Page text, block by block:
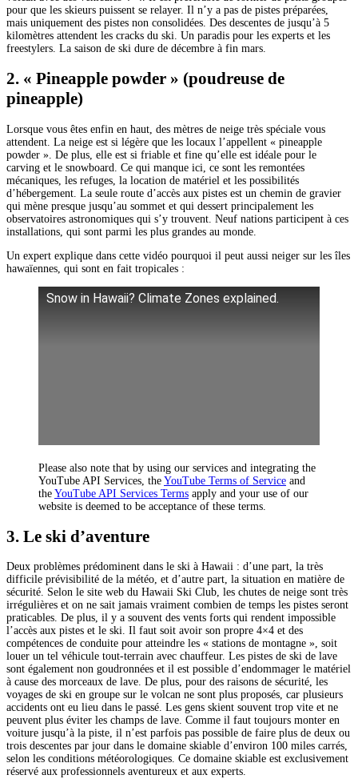
pour que les skieurs puissent se relayer. Il n’y a pas de pistes préparées,
mais uniquement des pistes non consolidées. Des descentes de jusqu’à 5
kilomètres attendent les cracks du ski. Un paradis pour les experts et les
freestylers. La saison de ski dure de décembre à fin mars.
2. « Pineapple powder » (poudreuse de
pineapple)
Lorsque vous êtes enfin en haut, des mètres de neige très spéciale vous
attendent. La neige est si légère que les locaux l’appellent « pineapple
powder ». De plus, elle est si friable et fine qu’elle est idéale pour le
carving et le snowboard. Ce qui manque ici, ce sont les remontées
mécaniques, les refuges, la location de matériel et les possibilités
d’hébergement. La seule route d’accès aux pistes est un chemin de gravier
qui mène presque jusqu’au sommet et qui dessert principalement les
observatoires astronomiques qui s’y trouvent. Neuf nations participent à ces
installations, qui sont parmi les plus grandes au monde.
Un expert explique dans cette vidéo pourquoi il peut aussi neiger sur les îles
hawaïennes, qui sont en fait tropicales :
Snow in Hawaii? Climate Zones explained.
Please also note that by using our services and integrating the
YouTube API Services, the YouTube Terms of Service and
the YouTube API Services Terms apply and your use of our
website is deemed to be acceptance of these terms.
3. Le ski d’aventure
Deux problèmes prédominent dans le ski à Hawaii : d’une part, la très
difficile prévisibilité de la météo, et d’autre part, la situation en matière de
sécurité. Selon le site web du Hawaii Ski Club, les chutes de neige sont très
irrégulières et on ne sait jamais vraiment combien de temps les pistes seront
praticables. De plus, il y a souvent des vents forts qui rendent impossible
l’accès aux pistes et le ski. Il faut soit avoir son propre 4×4 et des
compétences de conduite pour atteindre les « stations de montagne », soit
louer un tel véhicule tout-terrain avec chauffeur. Les pistes de ski de lave
sont également non goudronnées et il est possible d’endommager le matériel
à cause des morceaux de lave. De plus, pour des raisons de sécurité, les
voyages de ski en groupe sur le volcan ne sont plus proposés, car plusieurs
accidents ont eu lieu dans le passé. Les gens skient souvent trop vite et ne
peuvent plus éviter les champs de lave. Comme il faut toujours monter en
voiture jusqu’à la piste, il n’est parfois pas possible de faire plus de deux ou
trois descentes par jour dans le domaine skiable d’environ 100 miles carrés,
selon les conditions météorologiques. Ce domaine skiable est exclusivement
réservé aux professionnels aventureux et aux experts.